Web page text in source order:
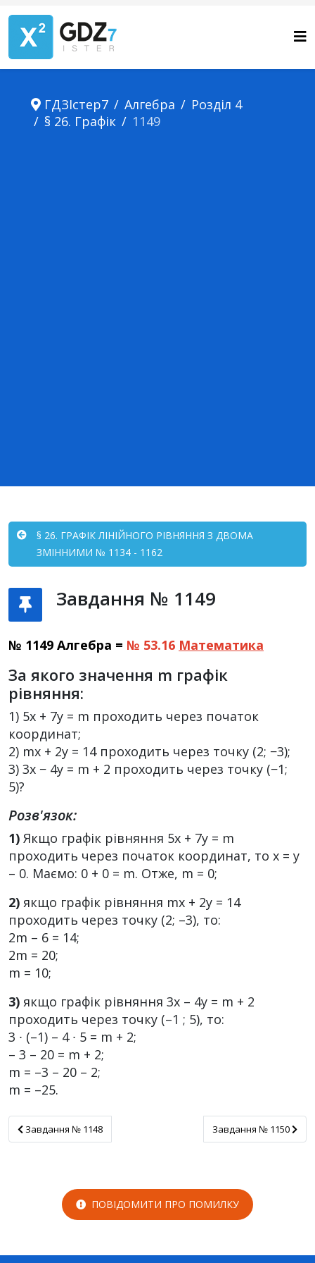
ГДЗІстер7 Алгебра
Розділ 4
§ 26. Графік
1149
§ 26. ГРАФІК ЛІНІЙНОГО РІВНЯННЯ З ДВОМА
ЗМІННИМИ № 1134 - 1162
Завдання № 1149
№ 1149 Алгебра = № 53.16 Математика
За якого значення m графік
рівняння:
1) 5x + 7y = m проходить через початок
координат;
2) mx + 2y = 14 проходить через точку (2; −3);
3) 3x − 4y = m + 2 проходить через точку (−1;
5)?
Розв'язок:
1) Якщо графік рівняння 5х + 7у = m
проходить через початок координат, то х = у
– 0. Маємо: 0 + 0 = m. Отже, m = 0;
2) якщо графік рівняння mх + 2у = 14
проходить через точку (2; –3), то:
2m – 6 = 14;
2m = 20;
m = 10;
3) якщо графік рівняння 3х – 4у = m + 2
проходить через точку (–1 ; 5), то:
3 ∙ (–1) – 4 ∙ 5 = m + 2;
– 3 – 20 = m + 2;
m = –3 – 20 – 2;
m = –25.
Завдання № 1148
Завдання № 1148 Завдання № 1150
Завдання № 1150
ПОВІДОМИТИ ПРО ПОМИЛКУ